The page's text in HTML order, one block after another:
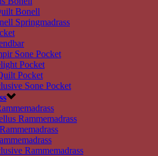
Bonell
Springmadrass
Sone Pocket
Pocket
Pocket
Sone Pocket
Rammemadrass
Rammemadrass